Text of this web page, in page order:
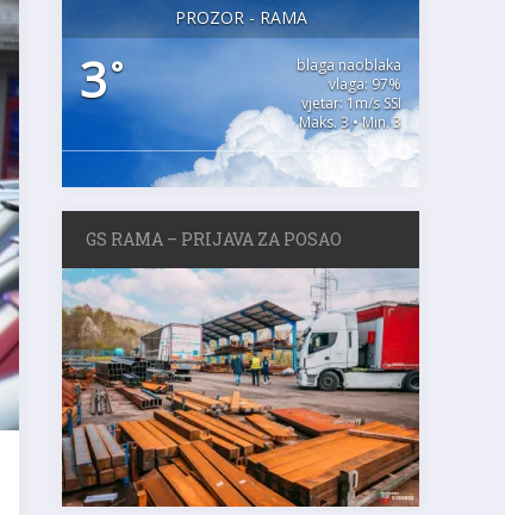
PROZOR - RAMA
3°
blaga naoblaka
vlaga: 97%
vjetar: 1m/s SSI
Maks. 3 • Min. 3
GS RAMA – PRIJAVA ZA POSAO